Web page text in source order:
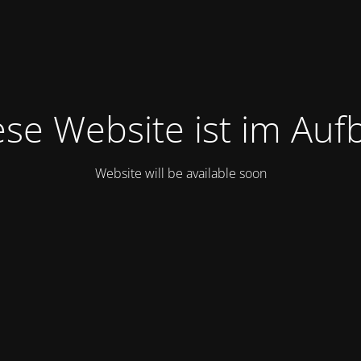
Website ist im
Website will be available soon